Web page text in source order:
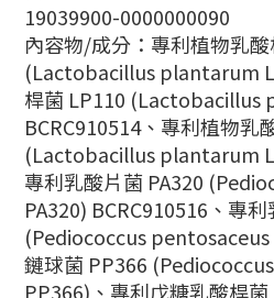
19039900-0000000090
內容物/成分： 專利植物乳
(Lactobacillus plantarum
桿菌 LP110 (Lactobacillus
BCRC910514、 專利植物乳
(Lactobacillus plantarum
專利乳酸片菌 PA320
PA320) BCRC910516、 專利
(Pediococcus pentosaceus
鏈球菌 PP366
PP366)、 專利戊糖乳酸桿菌